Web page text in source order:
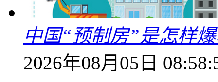
中国“预制房”是怎样
2026年08月05日